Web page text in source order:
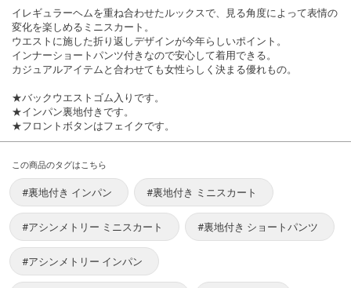
イレギュラーヘムを重ね合わせたルックスで、見る角度によって表情の
変化を楽しめるミニスカート。
ウエストに施した折り返しデザインが今年らしいポイント。
インナーショートパンツ付きなので安心して着用できる。
カジュアルアイテムと合わせても女性らしく決まる優れもの。
★バックウエストゴム入りです。
★インパン裏地付きです。
★フロントボタンはフェイクです。
この商品のタグはこちら
#裏地付き インパン #裏地付き ミニスカート
#アシンメトリー ミニスカート #裏地付き ショートパンツ
#アシンメトリー インパン